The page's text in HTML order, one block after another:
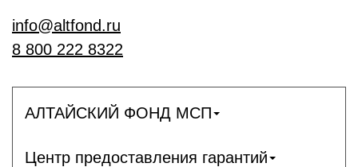
info@altfond.ru
8 800 222 8322
АЛТАЙСКИЙ ФОНД МСП
Центр предоставления гарантий